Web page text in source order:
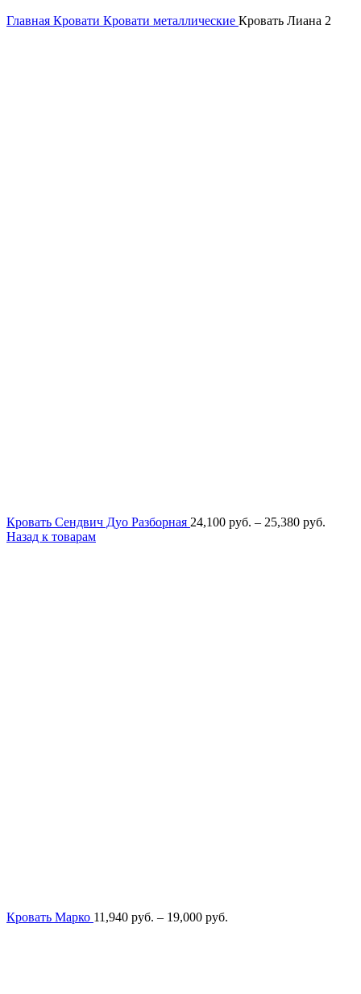
Главная Кровати Кровати металлические Кровать Лиана 2
Кровать Сендвич Дуо Разборная 24,100 руб. – 25,380 руб.
Назад к товарам
Кровать Марко 11,940 руб. – 19,000 руб.